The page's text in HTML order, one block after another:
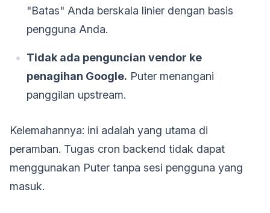
"Batas" Anda berskala linier dengan basis
pengguna Anda.
Tidak ada penguncian vendor ke
penagihan Google. Puter menangani
panggilan upstream.
Kelemahannya: ini adalah yang utama di
peramban. Tugas cron backend tidak dapat
menggunakan Puter tanpa sesi pengguna yang
masuk.